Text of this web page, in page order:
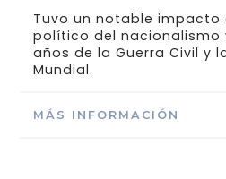
Tuvo un notable impacto
político del nacionalismo
años de la Guerra Civil y
Mundial.
MÁS INFORMACIÓN